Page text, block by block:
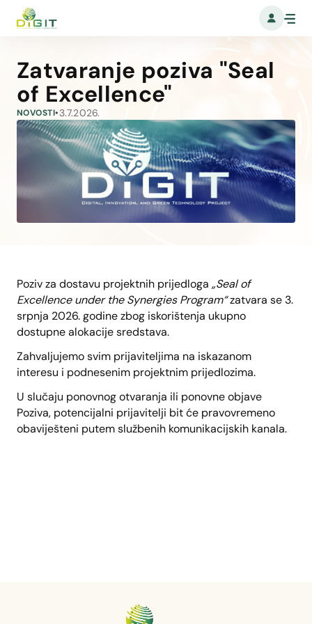
Zatvaranje poziva "Seal
of Excellence"
NOVOSTI•3.7.2026.
Poziv za dostavu projektnih prijedloga „Seal of
Excellence under the Synergies Program“zatvara se 3.
srpnja 2026. godine zbog iskorištenja ukupno
dostupne alokacije sredstava.
Zahvaljujemo svim prijaviteljima na iskazanom
interesu i podnesenim projektnim prijedlozima.
U slučaju ponovnog otvaranja ili ponovne objave
Poziva, potencijalni prijavitelji bit će pravovremeno
obaviješteni putem službenih komunikacijskih kanala.